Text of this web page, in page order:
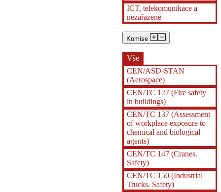
ICT, telekomunikace a
nezařazené
Komise
Vše
CEN/ASD-STAN
(Aerospace)
CEN/TC 127 (Fire safety
in buildings)
CEN/TC 137 (Assessment
of workplace exposure to
chemical and biological
agents)
CEN/TC 147 (Cranes.
Safety)
CEN/TC 150 (Industrial
Trucks. Safety)